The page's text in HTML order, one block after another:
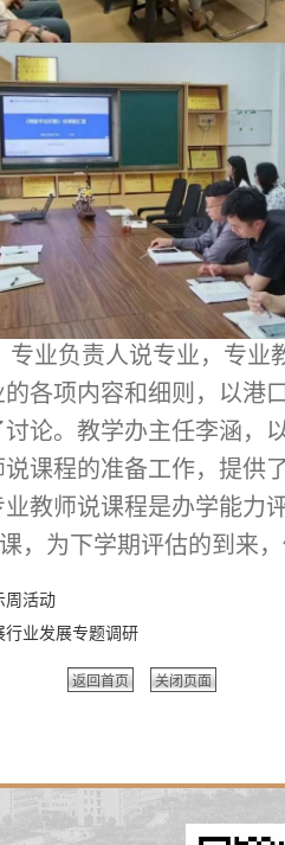
业负责人说专业，专业
各项内容和细则，以港
论。教学办主任李涵，
课程的准备工作，提供了
教师说课程是办学能力
，为下学期评估的到来，
周活动
业发展专题调研
返回首页 关闭页面